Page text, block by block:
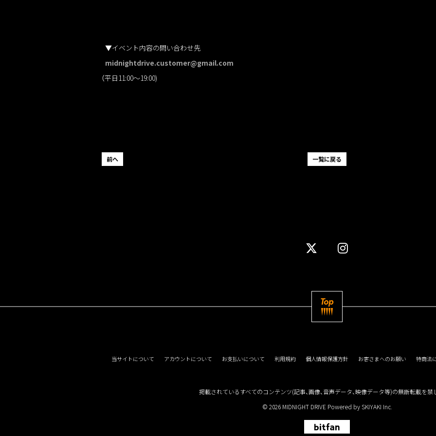
▼イベント内容の問い合わせ先
midnightdrive.customer@gmail.com
（平日11:00～19:00)
前へ 一覧に戻る
Top
当サイトについて アカウントについて お支払いについて 利用規約 個人情報保護方針 お客さまへのお願い 特商法
掲載されているすべてのコンテンツ(記事、画像、音声データ、映像データ等)の無断転載を禁
© 2026 MIDNIGHT DRIVE Powered bySKIYAKI Inc.